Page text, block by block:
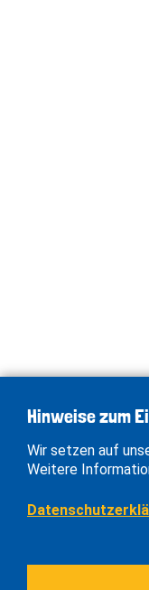
Hinweise zum
Wir setzen auf
Weitere